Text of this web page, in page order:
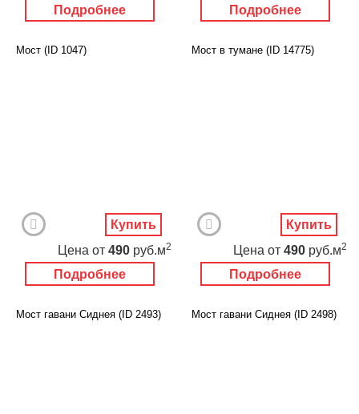
Подробнее Подробнее
Мост (ID 1047)
Подробнее
Цена от 490 руб.м2
Купить
Мост в тумане (ID 14775)
Подробнее
Цена от 490 руб.м2
Купить
Мост гавани Сиднея (ID 2493) Мост гавани Сиднея (ID 2498)